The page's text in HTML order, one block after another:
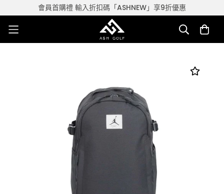
會員首購禮 輸入折扣碼「ASHNEW」享9折優惠